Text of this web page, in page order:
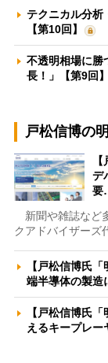
テクニカル分
【第10回】
不透明相場に
長！」【第9回】
戸松信博の
デ
要
新聞や雑誌など
クアドバイザーズ
【戸松信博氏
端半導体の製
【戸松信博氏
えるキープレ